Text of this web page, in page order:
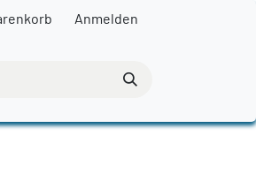
Anmelden